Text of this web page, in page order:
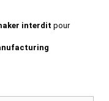
interdit pour